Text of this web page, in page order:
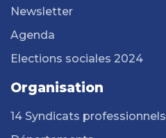
Newsletter
Agenda
Elections sociales 2024
Organisation
14 Syndicats professionnels